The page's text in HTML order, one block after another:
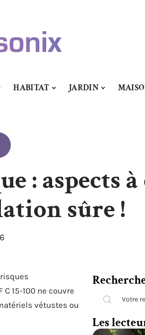
HABITAT JARDIN
: aspects
sûre !
15-100 ne couvre
vétustes ou
Les